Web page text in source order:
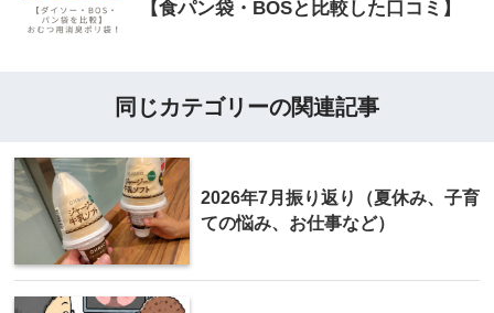
【食パン袋・BOSと比較した口コミ】
同じカテゴリーの関連記事
2026年7月振り返り（夏休み、子育
ての悩み、お仕事など）